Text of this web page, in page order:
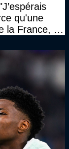
qu'une
la France, tu